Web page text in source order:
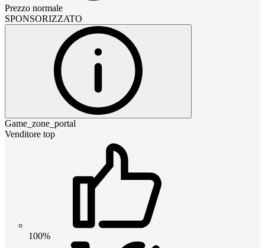
Prezzo normale
SPONSORIZZATO
Game_zone_portal
Venditore top
100%